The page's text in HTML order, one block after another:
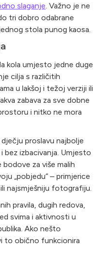
slaganje . Važno je ne
tri dobro odabrane
stola punog kaosa.
kola umjesto jedne duge
cilja s različitih
u lakšoj i težoj verziji ili
zabava za sve dobne
i nitko ne mora
proslavu najbolje
bez izbacivanja. Umjesto
za više malih
„pobjedu“ – primjerice
najsmješniju fotografiju.
pravila, dugih redova,
svima i aktivnosti u
Ako nešto
to obično funkcionira